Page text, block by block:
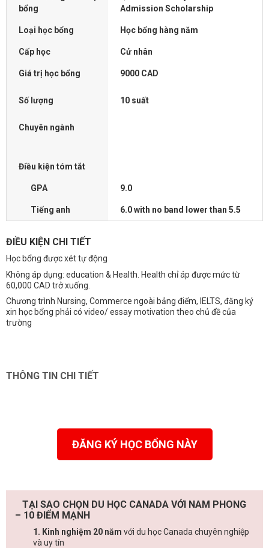
bổng
Admission Scholarship
Loại học bổng Học bổng hàng năm
Cấp học Cử nhân
Giá trị học bổng 9000 CAD
Số lượng 10 suất
Chuyên ngành
Điều kiện tóm tắt
GPA 9.0
Tiếng anh 6.0 with no band lower than 5.5
ĐIỀU KIỆN CHI TIẾT
Học bổng được xét tự động
Không áp dụng: education & Health. Health chỉ áp được mức từ
60,000 CAD trở xuống.
Chương trình Nursing, Commerce ngoài bảng điểm, IELTS, đăng ký
xin học bổng phải có video/ essay motivation theo chủ đề của
trường
THÔNG TIN CHI TIẾT
ĐĂNG KÝ HỌC BỔNG NÀY
TẠI SAO CHỌN DU HỌC CANADA VỚI NAM PHONG
– 10 ĐIỂM MẠNH
1. Kinh nghiệm 20 năm với du học Canada chuyên nghiệp
và uy tín